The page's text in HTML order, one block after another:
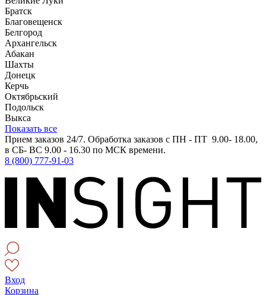
Братск
Благовещенск
Белгород
Архангельск
Абакан
Шахты
Донецк
Керчь
Октябрьский
Подольск
Выкса
Показать все
Прием заказов 24/7. Обработка заказов с ПН - ПТ 9.00- 18.00,
в СБ- ВС 9.00 - 16.30 по МСК времени.
8 (800) 777-91-03
Вход
Корзина